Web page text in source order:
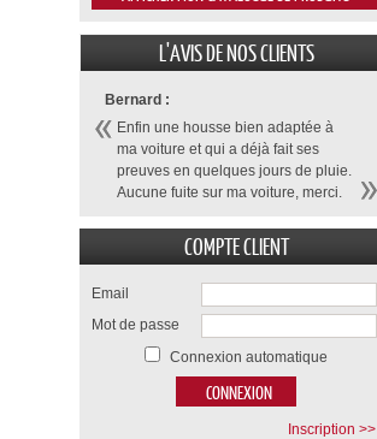
L'AVIS DE NOS CLIENTS
Bernard :
Enfin une housse bien adaptée à
ma voiture et qui a déjà fait ses
preuves en quelques jours de pluie.
Aucune fuite sur ma voiture, merci.
COMPTE CLIENT
Email
Mot de passe
Connexion automatique
Inscription >>